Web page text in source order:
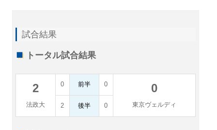
試合結果
トータル試合結果
2
法政大
0 前半 0 0
東京ヴェルディ
2 後半 0